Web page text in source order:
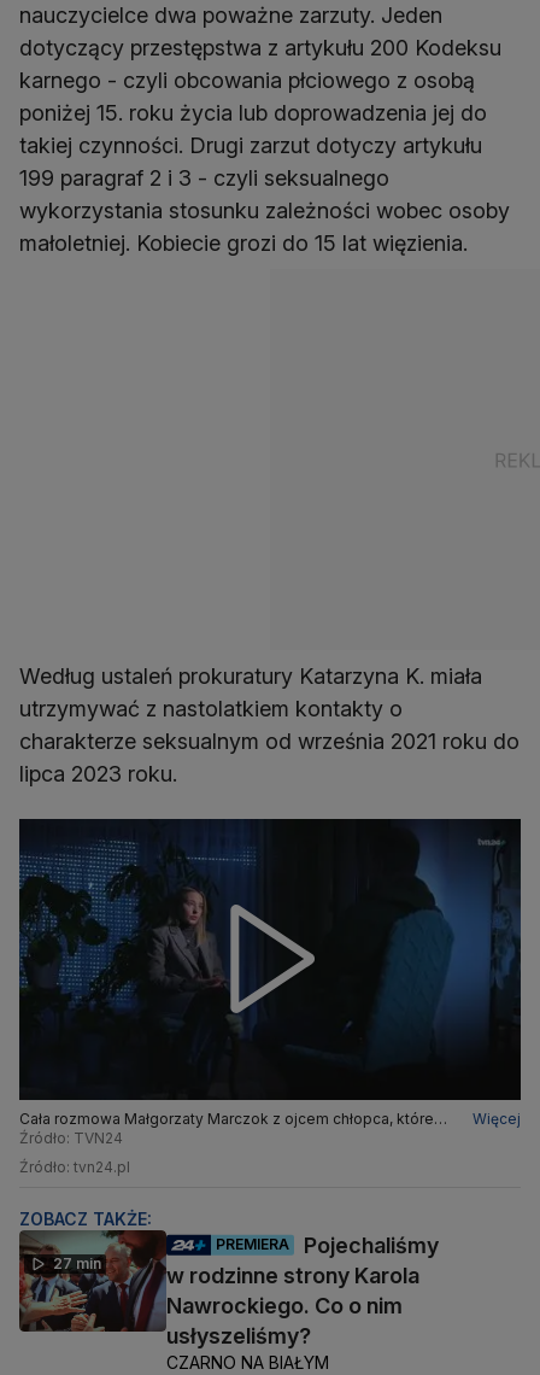
nauczycielce dwa poważne zarzuty. Jeden
dotyczący przestępstwa z artykułu 200 Kodeksu
karnego - czyli obcowania płciowego z osobą
poniżej 15. roku życia lub doprowadzenia jej do
takiej czynności. Drugi zarzut dotyczy artykułu
199 paragraf 2 i 3 - czyli seksualnego
wykorzystania stosunku zależności wobec osoby
małoletniej. Kobiecie grozi do 15 lat więzienia.
Według ustaleń prokuratury Katarzyna K. miała
utrzymywać z nastolatkiem kontakty o
charakterze seksualnym od września 2021 roku do
lipca 2023 roku.
Cała rozmowa Małgorzaty Marczok z ojcem chłopca, którego
miała molestować nauczycielka
Więcej
Źródło: TVN24
Źródło: tvn24.pl
ZOBACZ TAKŻE:
27 min
PREMIERA
Pojechaliśmy
w rodzinne strony Karola
Nawrockiego. Co o nim
usłyszeliśmy?
CZARNO NA BIAŁYM